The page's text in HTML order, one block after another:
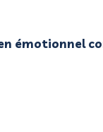
émotionnel